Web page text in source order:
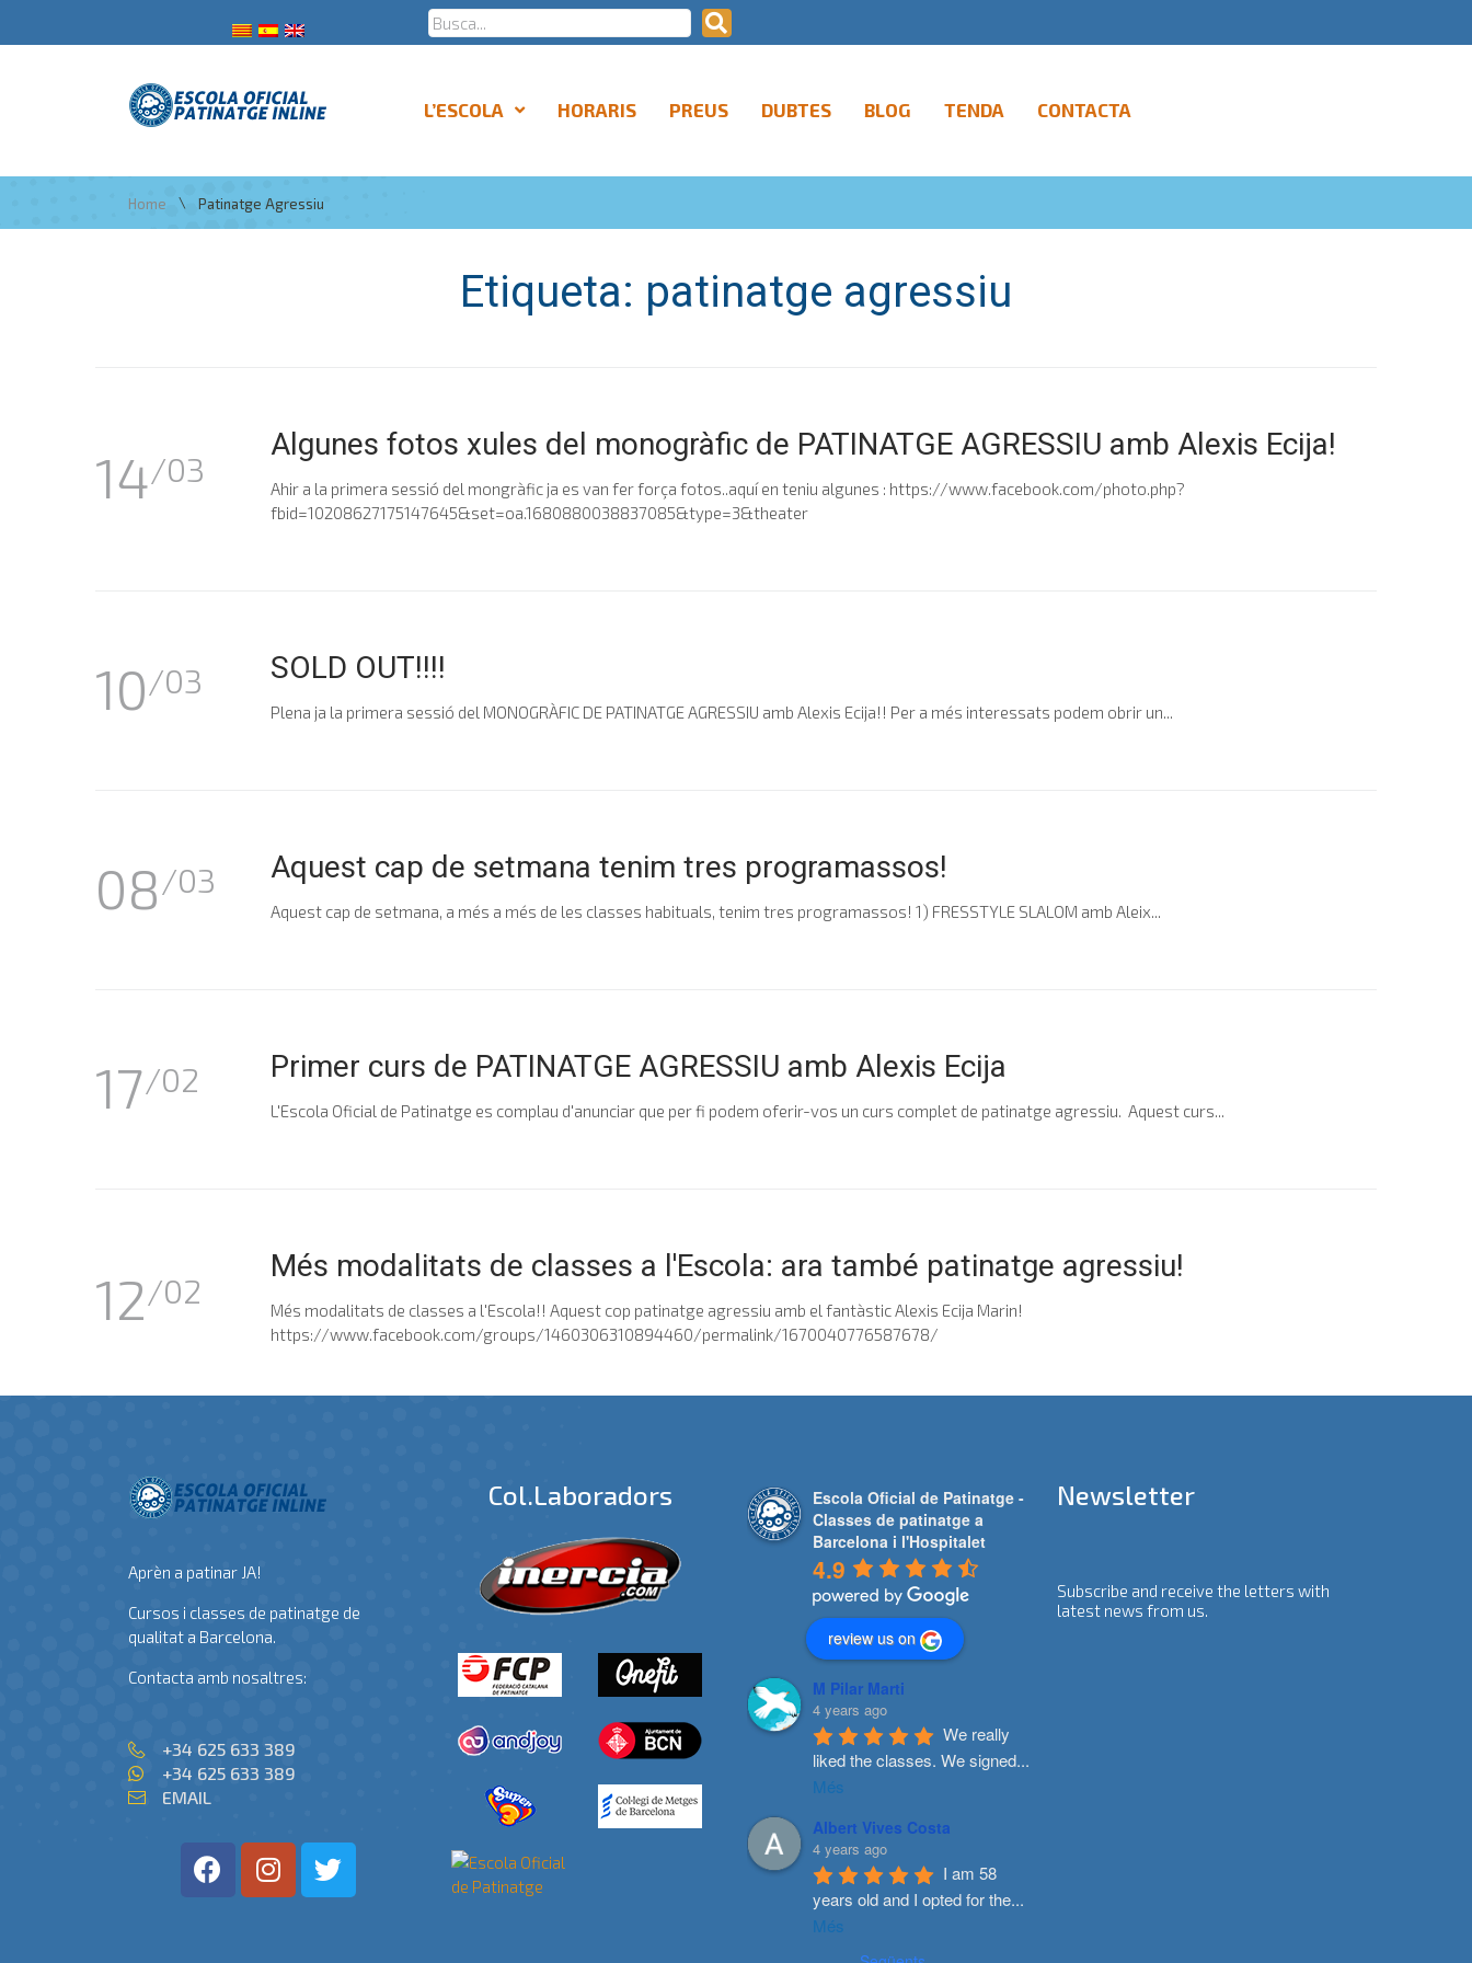
L’ESCOLA HORARIS PREUS DUBTES BLOG TENDA CONTACTA
Home \ Patinatge Agressiu
Etiqueta: patinatge agressiu
14/03
Algunes fotos xules del monogràfic de PATINATGE AGRESSIU amb Alexis Ecija!
Ahir a la primera sessió del mongràfic ja es van fer força fotos..aquí en teniu algunes : https://www.facebook.com/photo.php?
fbid=10208627175147645&set=oa.1680880038837085&type=3&theater
10/03 SOLD OUT!!!!
Plena ja la primera sessió del MONOGRÀFIC DE PATINATGE AGRESSIU amb Alexis Ecija!! Per a més interessats podem obrir un...
08/03 Aquest cap de setmana tenim tres programassos!
Aquest cap de setmana, a més a més de les classes habituals, tenim tres programassos! 1) FRESSTYLE SLALOM amb Aleix...
17/02 Primer curs de PATINATGE AGRESSIU amb Alexis Ecija
L'Escola Oficial de Patinatge es complau d'anunciar que per fi podem oferir-vos un curs complet de patinatge agressiu. Aquest curs...
12/02
Més modalitats de classes a l'Escola: ara també patinatge agressiu!
Més modalitats de classes a l'Escola!! Aquest cop patinatge agressiu amb el fantàstic Alexis Ecija Marin!
https://www.facebook.com/groups/1460306310894460/permalink/1670040776587678/
Aprèn a patinar JA!
Cursos i classes de patinatge de
qualitat a Barcelona.
Contacta amb nosaltres:
+34 625 633 389
+34 625 633 389
EMAIL
Col.laboradors
Escola Oficial de Patinatge -
Classes de patinatge a
Barcelona i l'Hospitalet
4.9
review us on
M Pilar Marti
4 years ago
We really
liked the classes. We signed...
Més
Albert Vives Costa
4 years ago
I am 58
years old and I opted for the...
Més
Newsletter
Subscribe and receive the letters with
latest news from us.